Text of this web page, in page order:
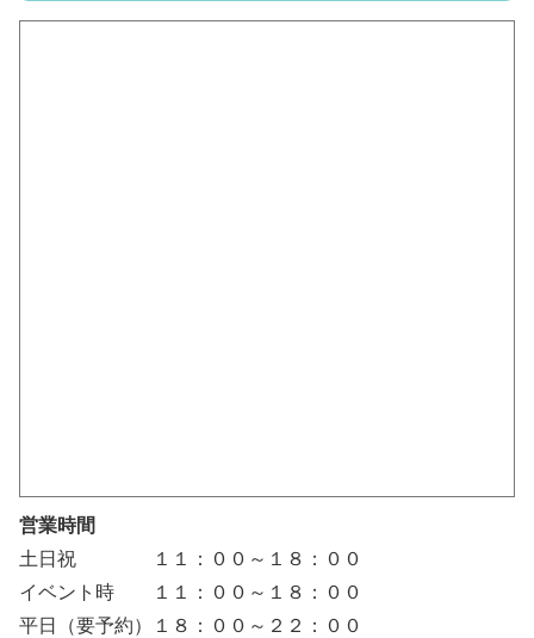
営業時間
土日祝 １１：００～１８：００
イベント時 １１：００～１８：００
平日（要予約）１８：００～２２：００